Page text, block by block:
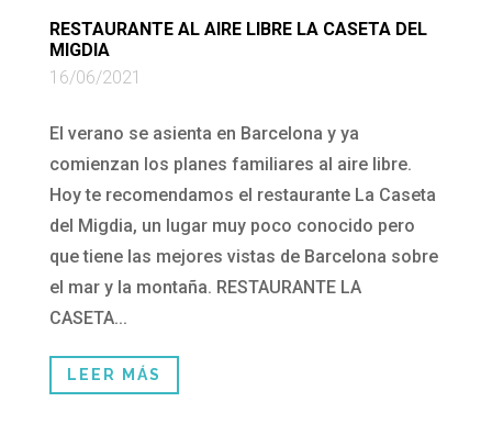
RESTAURANTE AL AIRE LIBRE LA CASETA DEL
MIGDIA
16/06/2021
El verano se asienta en Barcelona y ya
comienzan los planes familiares al aire libre.
Hoy te recomendamos el restaurante La Caseta
del Migdia, un lugar muy poco conocido pero
que tiene las mejores vistas de Barcelona sobre
el mar y la montaña. RESTAURANTE LA
CASETA...
LEER MÁS